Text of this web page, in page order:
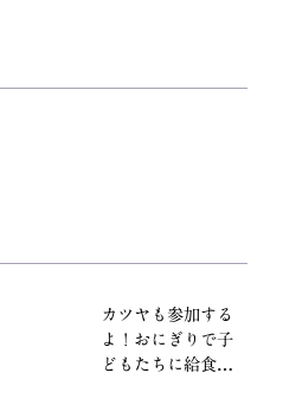
カツヤも参加する
よ！おにぎりで子
どもたちに給食を